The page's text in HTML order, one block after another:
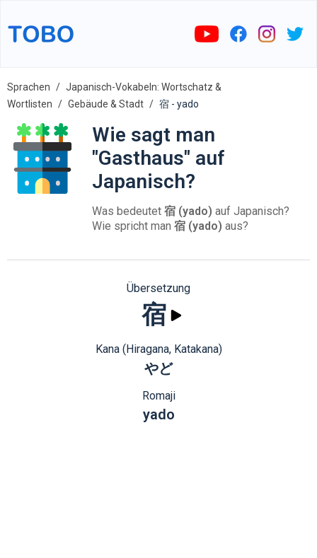
Sprachen
Japanisch-Vokabeln: Wortschatz &
Wortlisten
Gebäude & Stadt 宿 - yado
Wie sagt man
"Gasthaus" auf
Japanisch?
Was bedeutet 宿 (yado) auf Japanisch?
Wie spricht man 宿 (yado) aus?
Übersetzung
宿
Kana (Hiragana, Katakana)
やど
Romaji
yado